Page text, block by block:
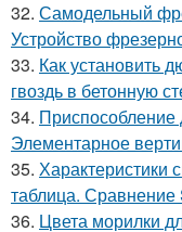
32. Самодельный
Устройство
33. Как установить
гвоздь в бетонную
34. Приспособление
Элементарное
35. Характеристики
таблица. Сравнение
36. Цвета морилки